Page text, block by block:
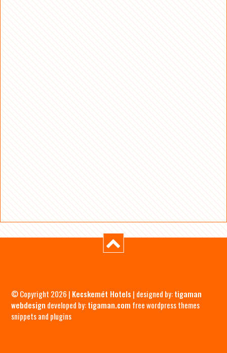
© Copyright 2026 | Kecskemét Hotels | designed by:tigaman
webdesign developed by:tigaman.com free wordpress themes
snippets and plugins